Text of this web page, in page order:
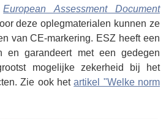
European Assessment Document
deze oplegmaterialen kunnen ze
van CE-markering. ESZ heeft een
en garandeert met een gedegen
mogelijke zekerheid bij het
Zie ook hetartikel "Welke norm